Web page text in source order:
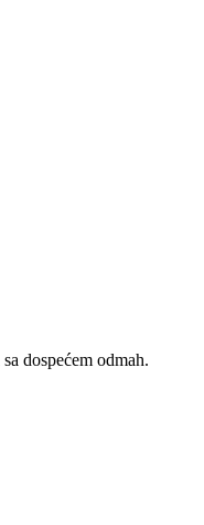
dospećem odmah.